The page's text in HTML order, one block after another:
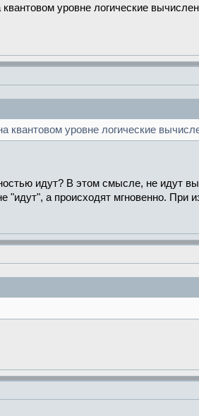
уровне логические
квантовом уровне логические
идут? В этом смысле, не идут
"идут", а происходят мгновенно. При